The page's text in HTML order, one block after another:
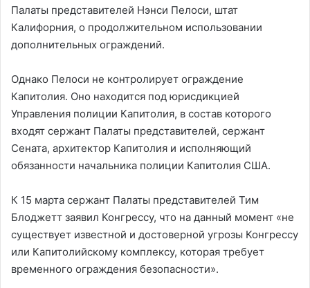
Палаты представителей Нэнси Пелоси, штат
Калифорния, о продолжительном использовании
дополнительных ограждений.
Однако Пелоси не контролирует ограждение
Капитолия. Оно находится под юрисдикцией
Управления полиции Капитолия, в состав которого
входят сержант Палаты представителей, сержант
Сената, архитектор Капитолия и исполняющий
обязанности начальника полиции Капитолия США.
К 15 марта сержант Палаты представителей Тим
Блоджетт заявил Конгрессу, что на данный момент «не
существует известной и достоверной угрозы Конгрессу
или Капитолийскому комплексу, которая требует
временного ограждения безопасности».